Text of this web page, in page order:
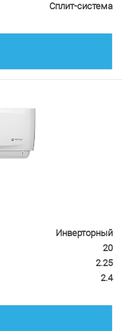
Сплит-система
Инверторный
20
2.25
2.4